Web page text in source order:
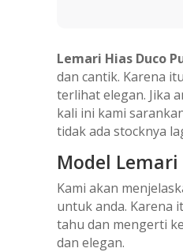
Lemari Hias Duco
dan cantik. Karena
terlihat elegan. Jika
kali ini kami
tidak ada stocknya
Model
Kami akan
untuk anda. Karena
tahu dan mengerti
dan elegan.